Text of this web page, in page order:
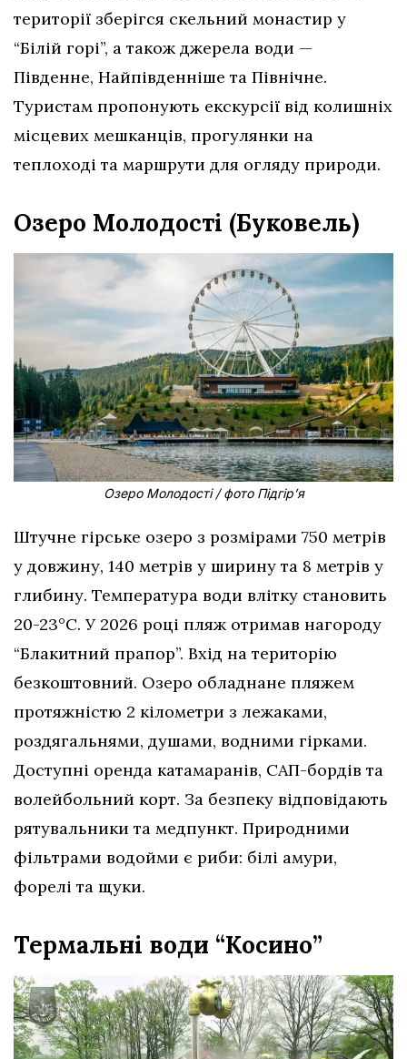
території зберігся скельний монастир у
“Білій горі”, а також джерела води —
Південне, Найпівденніше та Північне.
Туристам пропонують екскурсії від колишніх
місцевих мешканців, прогулянки на
теплоході та маршрути для огляду природи.
Озеро Молодості (Буковель)
Озеро Молодості / фото Підгір’я
Штучне гірське озеро з розмірами 750 метрів
у довжину, 140 метрів у ширину та 8 метрів у
глибину. Температура води влітку становить
20-23°C. У 2026 році пляж отримав нагороду
“Блакитний прапор”. Вхід на територію
безкоштовний. Озеро обладнане пляжем
протяжністю 2 кілометри з лежаками,
роздягальнями, душами, водними гірками.
Доступні оренда катамаранів, САП-бордів та
волейбольний корт. За безпеку відповідають
рятувальники та медпункт. Природними
фільтрами водойми є риби: білі амури,
форелі та щуки.
Термальні води “Косино”